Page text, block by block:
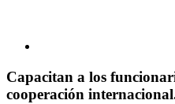
Capacitan a los
cooperación